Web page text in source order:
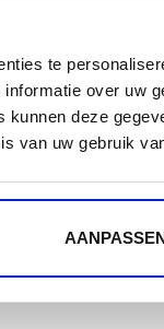
te
over uw
deze
van uw gebruik